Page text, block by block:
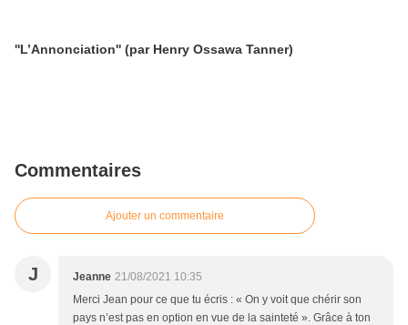
''L’Annonciation'' (par Henry Ossawa Tanner)
Commentaires
Ajouter un commentaire
J Jeanne 21/08/2021 10:35
Merci Jean pour ce que tu écris : « On y voit que chérir son
pays n’est pas en option en vue de la sainteté ». Grâce à ton